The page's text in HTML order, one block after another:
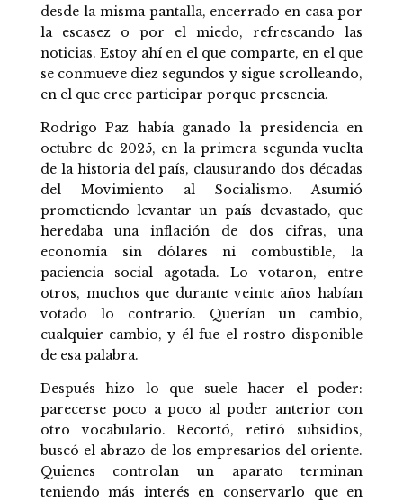
desde la misma pantalla, encerrado en casa por
la escasez o por el miedo, refrescando las
noticias. Estoy ahí en el que comparte, en el que
se conmueve diez segundos y sigue scrolleando,
en el que cree participar porque presencia.
Rodrigo Paz había ganado la presidencia en
octubre de 2025, en la primera segunda vuelta
de la historia del país, clausurando dos décadas
del Movimiento al Socialismo. Asumió
prometiendo levantar un país devastado, que
heredaba una inflación de dos cifras, una
economía sin dólares ni combustible, la
paciencia social agotada. Lo votaron, entre
otros, muchos que durante veinte años habían
votado lo contrario. Querían un cambio,
cualquier cambio, y él fue el rostro disponible
de esa palabra.
Después hizo lo que suele hacer el poder:
parecerse poco a poco al poder anterior con
otro vocabulario. Recortó, retiró subsidios,
buscó el abrazo de los empresarios del oriente.
Quienes controlan un aparato terminan
teniendo más interés en conservarlo que en